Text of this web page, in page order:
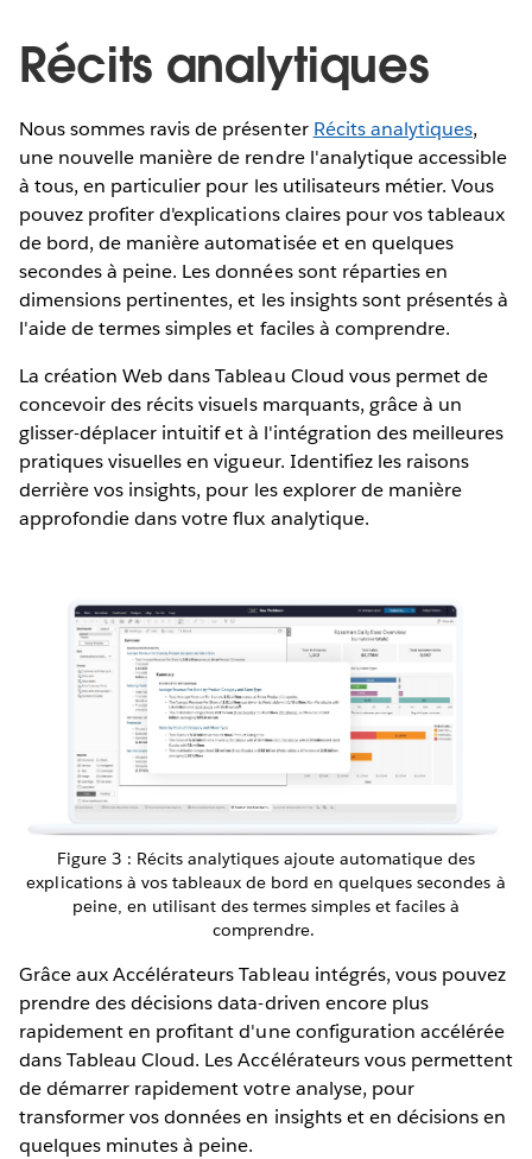
Récits analytiques
Nous sommes ravis de présenter Récits analytiques,
une nouvelle manière de rendre l'analytique accessible
à tous, en particulier pour les utilisateurs métier. Vous
pouvez profiter d'explications claires pour vos tableaux
de bord, de manière automatisée et en quelques
secondes à peine. Les données sont réparties en
dimensions pertinentes, et les insights sont présentés à
l'aide de termes simples et faciles à comprendre.
La création Web dans Tableau Cloud vous permet de
concevoir des récits visuels marquants, grâce à un
glisser-déplacer intuitif et à l'intégration des meilleures
pratiques visuelles en vigueur. Identifiez les raisons
derrière vos insights, pour les explorer de manière
approfondie dans votre flux analytique.
Figure 3 : Récits analytiques ajoute automatique des
explications à vos tableaux de bord en quelques secondes à
peine, en utilisant des termes simples et faciles à
comprendre.
Grâce aux Accélérateurs Tableau intégrés, vous pouvez
prendre des décisions data-driven encore plus
rapidement en profitant d'une configuration accélérée
dans Tableau Cloud. Les Accélérateurs vous permettent
de démarrer rapidement votre analyse, pour
transformer vos données en insights et en décisions en
quelques minutes à peine.